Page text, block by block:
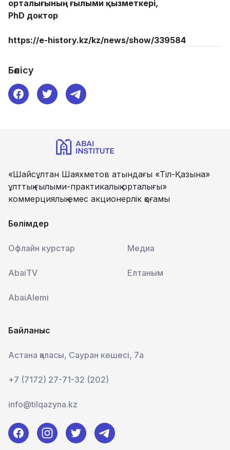
орталығының ғылыми қызметкері,
PhD доктор
https://e-history.kz/kz/news/show/339584
Бөлісу
«Шайсұлтан Шаяхметов атындағы «Тіл-Қазына»
ұлттық ғылыми-практикалық орталығы»
коммерциялық емес акционерлік қоғамы
Бөлімдер
Офлайн курстар Медиа
AbaiTV Елтаным
AbaiAlemi
Байланыс
Астана қаласы, Сауран көшесі, 7а
+7 (7172) 27-71-32 (202)
info@tilqazyna.kz